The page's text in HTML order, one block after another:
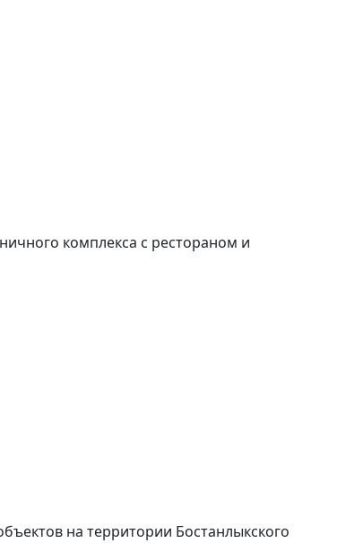
комплекса с рестораном и
на территории Бостанлыкского